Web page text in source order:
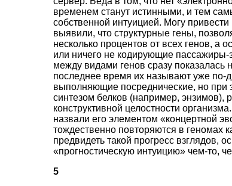
временем станут истинными, и тем
собственной интуицией. Могу
выявили, что структурные гены,
несколько процентов от всех генов, а
или ничего не кодирующие
между видами генов сразу показалась
последнее время их называют уже по-
выполняющие посреднические, но при
синтезом белков (например, энзимов),
конструктивной целостности
назвали его элементом «концертной
тождественно повторяются в геномах
предвидеть такой прогресс взглядов,
«прогностическую интуицию» чем-то,
5